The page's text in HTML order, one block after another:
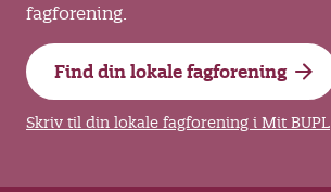
fagforening.
Find din lokale fagforening
Skriv til din lokale fagforening i Mit BUPL